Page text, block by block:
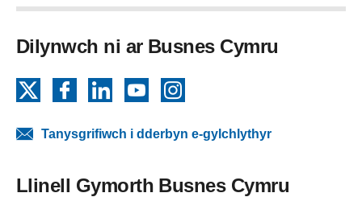
Dilynwch ni ar Busnes Cymru
FacebookLinkedInYouTube
Tanysgrifiwch i dderbyn e-gylchlythyr
Llinell Gymorth Busnes Cymru